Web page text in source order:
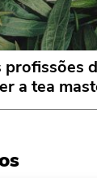
profissões
a tea